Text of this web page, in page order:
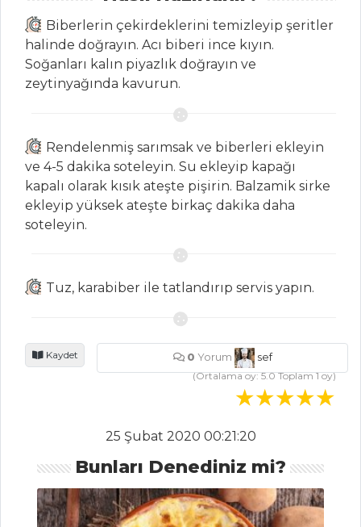
Mastave
Pastırmalı ve Sütlü Patates
Püresi
SALATALAR
Kabak Tarator
Mercimek Ve Bezelye
BALIK YEMEKLERI
Balığı
Uskumru Dolması
Balık Yemekleri Tüm Tarifleri
Biberlerin çekirdeklerini temizleyip şeritler
halinde doğrayın. Acı biberi ince kıyın.
Soğanları kalın piyazlık doğrayın ve
zeytinyağında kavurun.
Rendelenmiş sarımsak ve biberleri ekleyin
ve 4-5 dakika soteleyin. Su ekleyip kapağı
kapalı olarak kısık ateşte pişirin. Balzamik sirke
ekleyip yüksek ateşte birkaç dakika daha
soteleyin.
Tuz, karabiber ile tatlandırıp servis yapın.
Kaydet 0 Yorum
sef
(Ortalama oy:5.0Toplam1oy)
25 Şubat 2020 00:21:20
Bunları Denediniz mi?